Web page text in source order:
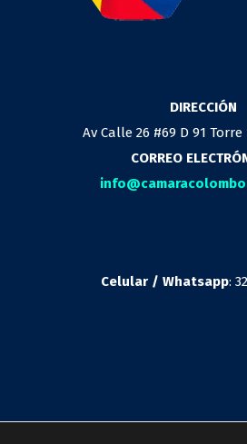
DIRECCIÓN
Av Calle 26 #69 D 91
CORREO
Celular / Whatsapp: